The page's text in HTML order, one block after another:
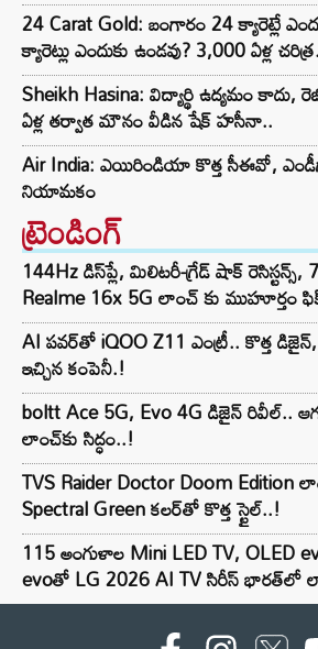
24 Carat Gold: బంగారం 24 క్యారెట్లే
క్యారెట్లు ఎందుకు ఉండవు? 3,000 ఏళ్ల
Sheikh Hasina: విద్యార్థి ఉద్యమం కాదు,
ఏళ్ల తర్వాత మౌనం వీడిన షేక్ హసీనా..
Air India: ఎయిరిండియా కొత్త సీఈవో,
నియామకం
ట్రెండింగ్‌
144Hz డిస్‌ప్లే, మిలిటరీ-గ్రేడ్ షాక్
Realme 16x 5G లాంచ్ కు ముహూర్తం
AI పవర్‌తో iQOO Z11 ఎంట్రీ.. కొత్త డిజైన్,
ఇచ్చిన కంపెనీ.!
boltt Ace 5G, Evo 4G డిజైన్ రివీల్..
లాంచ్‌కు సిద్ధం..!
TVS Raider Doctor Doom Edition
Spectral Green కలర్‌తో కొత్త స్టైల్..!
115 అంగుళాల Mini LED TV, OLED
evoతో LG 2026 AI TV సిరీస్ భారత్‌లో